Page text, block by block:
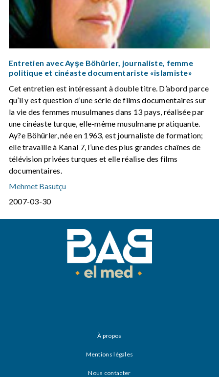
Entretien avec Ayşe Böhürler, journaliste, femme
politique et cinéaste documentariste «islamiste»
Cet entretien est intéressant à double titre. D’abord parce
qu’il y est question d’une série de films documentaires sur
la vie des femmes musulmanes dans 13 pays, réalisée par
une cinéaste turque, elle-même musulmane pratiquante.
Ay?e Böhürler, née en 1963, est journaliste de formation;
elle travaille à Kanal 7, l’une des plus grandes chaînes de
télévision privées turques et elle réalise des films
documentaires.
Mehmet Basutçu
2007-03-30
À propos
Mentions légales
Nous contacter